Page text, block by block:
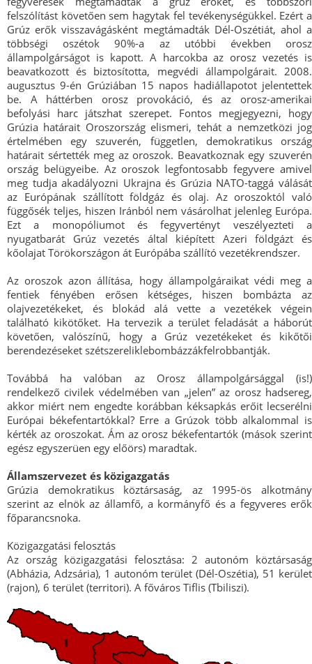
felszólítást követően sem hagytak fel tevékenységükkel. Ezért a
Grúz erők visszavágásként megtámadták Dél-Oszétiát, ahol a
többségi oszétok 90%-a az utóbbi években orosz
állampolgárságot is kapott. A harcokba az orosz vezetés is
beavatkozott és biztosította, megvédi állampolgárait. 2008.
augusztus 9-én Grúziában 15 napos hadiállapotot jelentettek
be. A háttérben orosz provokáció, és az orosz-amerikai
befolyási harc játszhat szerepet. Fontos megjegyezni, hogy
Grúzia határait Oroszország elismeri, tehát a nemzetközi jog
értelmében egy szuverén, független, demokratikus ország
határait sértették meg az oroszok. Beavatkoznak egy szuverén
ország belügyeibe. Az oroszok legfontosabb fegyvere amivel
meg tudja akadályozni Ukrajna és Grúzia NATO-taggá válását
az Európának szállított földgáz és olaj. Az oroszoktól való
függősék teljes, hiszen Iránból nem vásárolhat jelenleg Európa.
Ezt a monopóliumot és fegyvertényt veszélyezteti a
nyugatbarát Grúz vezetés által kiépített Azeri földgázt és
kőolajat Törökországon át Európába szállító vezetékrendszer.
Az oroszok azon állítása, hogy állampolgáraikat védi meg a
fentiek fényében erősen kétséges, hiszen bombázta az
olajvezetékeket, és blokád alá vette a vezetékek végein
található kikötőket. Ha tervezik a terület feladását a háborút
követően, valószínű, hogy a Grúz vezetékeket és kikőtői
berendezéseket szétszereliklebombázzákfelrobbantják.
Továbbá ha valóban az Orosz állampolgársággal (is!)
rendelkező civilek védelmében van „jelen” az orosz hadsereg,
akkor miért nem engedte korábban kéksapkás erőit lecserélni
Európai békefentartókkal? Erre a Grúzok több alkalommal is
kérték az oroszokat. Ám az orosz békefentartók (mások szerint
egész egyszerüen egy előörs) maradtak.
Államszervezet és közigazgatás
Grúzia demokratikus köztársaság, az 1995-ös alkotmány
szerint az elnök az államfő, a kormányfő és a fegyveres erők
főparancsnoka.
Közigazgatási felosztás
Az ország közigazgatási felosztása: 2 autonóm köztársaság
(Abházia, Adzsária), 1 autonóm terület (Dél-Oszétia), 51 kerület
(rajon), 6 terület (territori). A főváros Tiflis (Tbiliszi).